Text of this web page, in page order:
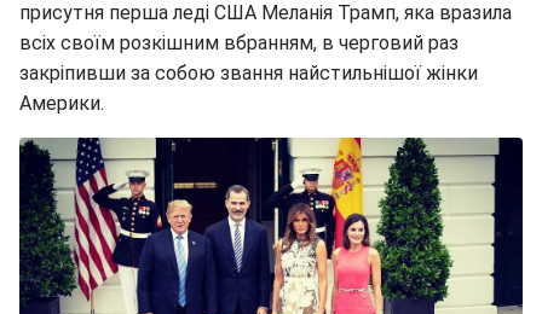
присутня перша леді США Меланія Трамп, яка вразила
всіх своїм розкішним вбранням, в черговий раз
закріпивши за собою звання найстильнішої жінки
Америки.